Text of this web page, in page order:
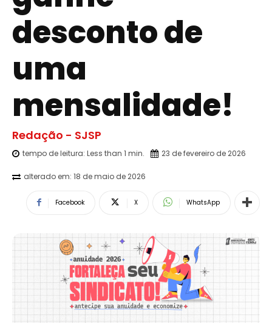
desconto de
uma
mensalidade!
Redação - SJSP
tempo de leitura: Less than 1 min. 23 de fevereiro de 2026
alterado em: 18 de maio de 2026
Facebook X WhatsApp